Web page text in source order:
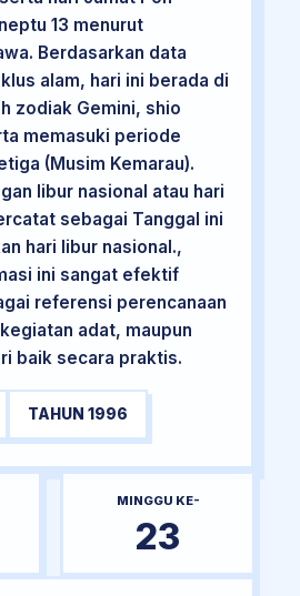
13 menurut
Berdasarkan data
alam, hari ini berada di
zodiak Gemini, shio
memasuki periode
(Musim Kemarau).
libur nasional atau hari
sebagai Tanggal ini
hari libur nasional.,
ini sangat efektif
referensi perencanaan
adat, maupun
baik secara praktis.
TAHUN 1996
MINGGU KE-
23